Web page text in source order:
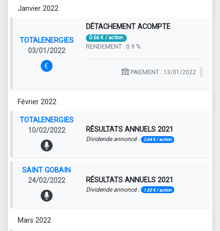
Janvier 2022
TOTALENERGIES
03/01/2022
DÉTACHEMENT ACOMPTE
0.66 € / action
RENDEMENT : 0.9 %
PAIEMENT : 13/01/2022
Février 2022
TOTALENERGIES
10/02/2022
RÉSULTATS ANNUELS 2021
Dividende annoncé : 2.64 € / action
SAINT GOBAIN
24/02/2022
RÉSULTATS ANNUELS 2021
Dividende annoncé : 1.63 € / action
Mars 2022